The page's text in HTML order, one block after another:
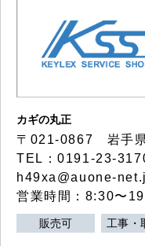
カギの丸正
〒021-0867 岩手
TEL：0191-23-
h49xa@auone-
営業時間：8:30〜
販売可 工事・